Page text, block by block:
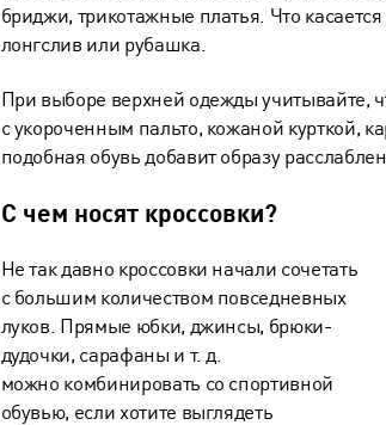
бриджи, трикотажные платья. Что
лонгслив или рубашка.
При выборе верхней одежды учитывайте,
с укороченным пальто, кожаной курткой,
подобная обувь добавит образу
С чем носят кроссовки?
Не так давно кроссовки начали сочетать
с большим количеством повседневных
луков. Прямые юбки, джинсы, брюки-
дудочки, сарафаны и т. д.
можно комбинировать со спортивной
обувью, если хотите выглядеть